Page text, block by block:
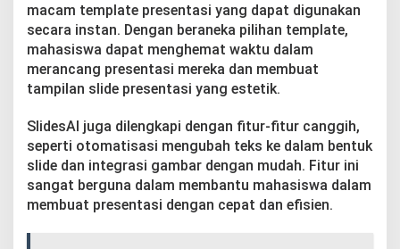
macam template presentasi yang dapat digunakan
secara instan. Dengan beraneka pilihan template,
mahasiswa dapat menghemat waktu dalam
merancang presentasi mereka dan membuat
tampilan slide presentasi yang estetik.
SlidesAI juga dilengkapi dengan fitur-fitur canggih,
seperti otomatisasi mengubah teks ke dalam bentuk
slide dan integrasi gambar dengan mudah. Fitur ini
sangat berguna dalam membantu mahasiswa dalam
membuat presentasi dengan cepat dan efisien.